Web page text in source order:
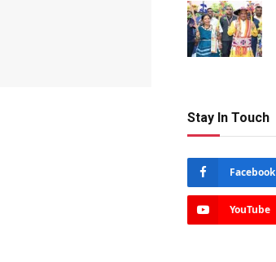
Stay In Touch
Facebook
YouTube